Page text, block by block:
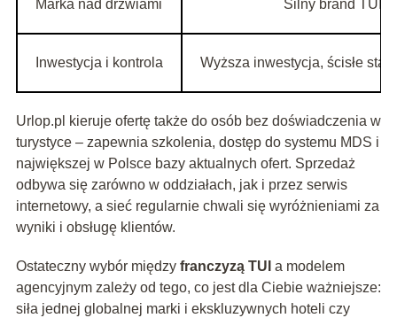
Marka nad drzwiami Silny brand TUI
Inwestycja i kontrola Wyższa inwestycja, ścisłe
Urlop.pl kieruje ofertę także do osób bez doświadczenia w
turystyce – zapewnia szkolenia, dostęp do systemu MDS i
największej w Polsce bazy aktualnych ofert. Sprzedaż
odbywa się zarówno w oddziałach, jak i przez serwis
internetowy, a sieć regularnie chwali się wyróżnieniami za
wyniki i obsługę klientów.
Ostateczny wybór między franczyzą TUI a modelem
agencyjnym zależy od tego, co jest dla Ciebie ważniejsze:
siła jednej globalnej marki i ekskluzywnych hoteli czy